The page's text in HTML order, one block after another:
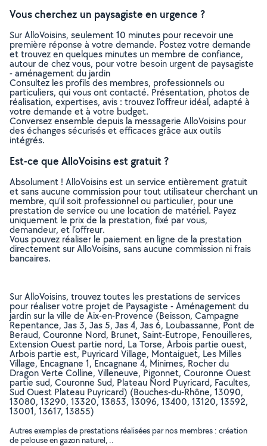
Vous cherchez un paysagiste en urgence ?
Sur AlloVoisins, seulement 10 minutes pour recevoir une
première réponse à votre demande. Postez votre demande
et trouvez en quelques minutes un membre de confiance,
autour de chez vous, pour votre besoin urgent de paysagiste
- aménagement du jardin
Consultez les profils des membres, professionnels ou
particuliers, qui vous ont contacté. Présentation, photos de
réalisation, expertises, avis : trouvez l'offreur idéal, adapté à
votre demande et à votre budget.
Conversez ensemble depuis la messagerie AlloVoisins pour
des échanges sécurisés et efficaces grâce aux outils
intégrés.
Est-ce que AlloVoisins est gratuit ?
Absolument ! AlloVoisins est un service entièrement gratuit
et sans aucune commission pour tout utilisateur cherchant un
membre, qu’il soit professionnel ou particulier, pour une
prestation de service ou une location de matériel. Payez
uniquement le prix de la prestation, fixé par vous,
demandeur, et l’offreur.
Vous pouvez réaliser le paiement en ligne de la prestation
directement sur AlloVoisins, sans aucune commission ni frais
bancaires.
Sur AlloVoisins, trouvez toutes les prestations de services
pour réaliser votre projet de Paysagiste - Aménagement du
jardin sur la ville de Aix-en-Provence (Beisson, Campagne
Repentance, Jas 3, Jas 5, Jas 4, Jas 6, Loubassanne, Pont de
Beraud, Couronne Nord, Brunet, Saint-Eutrope, Fenouilleres,
Extension Ouest partie nord, La Torse, Arbois partie ouest,
Arbois partie est, Puyricard Village, Montaiguet, Les Milles
Village, Encagnane 1, Encagnane 4, Minimes, Rocher du
Dragon Verte Colline, Villeneuve, Pigonnet, Couronne Ouest
partie sud, Couronne Sud, Plateau Nord Puyricard, Facultes,
Sud Ouest Plateau Puyricard) (Bouches-du-Rhône, 13090,
13080, 13290, 13320, 13853, 13096, 13400, 13120, 13592,
13001, 13617, 13855)
Autres exemples de prestations réalisées par nos membres : création
de pelouse en gazon naturel, ..